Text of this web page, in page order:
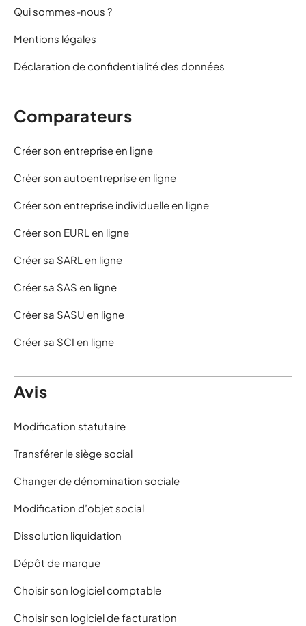
Qui sommes-nous ?
Mentions légales
Déclaration de confidentialité des données
Comparateurs
Créer son entreprise en ligne
Créer son autoentreprise en ligne
Créer son entreprise individuelle en ligne
Créer son EURL en ligne
Créer sa SARL en ligne
Créer sa SAS en ligne
Créer sa SASU en ligne
Créer sa SCI en ligne
Avis
Modification statutaire
Transférer le siège social
Changer de dénomination sociale
Modification d’objet social
Dissolution liquidation
Dépôt de marque
Choisir son logiciel comptable
Choisir son logiciel de facturation